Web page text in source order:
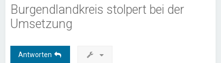
Burgendlandkreis stolpert bei der
Umsetzung
Antworten